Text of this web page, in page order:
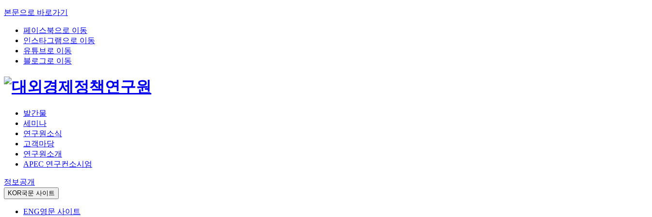
본문으로 바로가기
페이스북으로 이동
인스타그램으로 이동
유튜브로 이동
블로그로 이동
발간물
세미나
연구원소식
고객마당
연구원소개
APEC 연구컨소시엄
정보공개
KOR국문 사이트
ENG영문 사이트